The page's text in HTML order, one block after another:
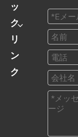
ッ
ク
リ
ン
ク